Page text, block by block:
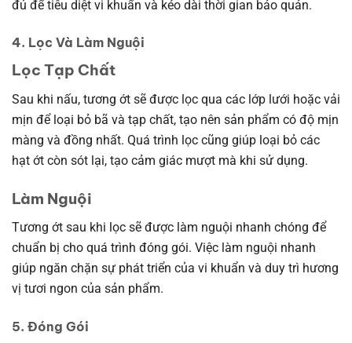
đủ để tiêu diệt vi khuẩn và kéo dài thời gian bảo quản.
4. Lọc Và Làm Nguội
Lọc Tạp Chất
Sau khi nấu, tương ớt sẽ được lọc qua các lớp lưới hoặc vải
mịn để loại bỏ bã và tạp chất, tạo nên sản phẩm có độ mịn
màng và đồng nhất. Quá trình lọc cũng giúp loại bỏ các
hạt ớt còn sót lại, tạo cảm giác mượt mà khi sử dụng.
Làm Nguội
Tương ớt sau khi lọc sẽ được làm nguội nhanh chóng để
chuẩn bị cho quá trình đóng gói. Việc làm nguội nhanh
giúp ngăn chặn sự phát triển của vi khuẩn và duy trì hương
vị tươi ngon của sản phẩm.
5. Đóng Gói